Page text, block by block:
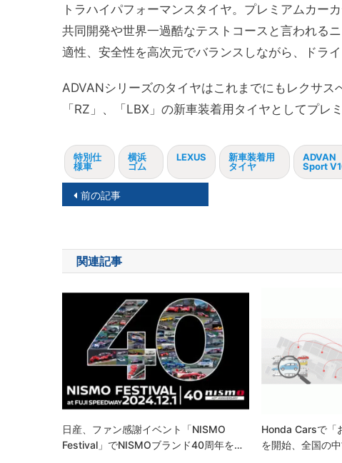
トラハイパフォーマンスタイヤ。プレミアムカー
共同開発や世界一過酷なテストコースと言われる
適性、安全性を高次元でバランスしながら、ドラ
ADVANシリーズのタイヤはこれまでにもレクサス
「RZ」、「LBX」の新車装着用タイヤとしてプレ
特別仕
様車
横浜
ゴム
LEXUS
新車装着用
タイヤ
ADVAN
Sport
投
ナ
ビ
ョ
ン
前の記事
関連記事
日産、ファン感謝イベント「NISMO
Festival」でNISMOブランド40周年を…
Honda Carsで「
を開始、全国の